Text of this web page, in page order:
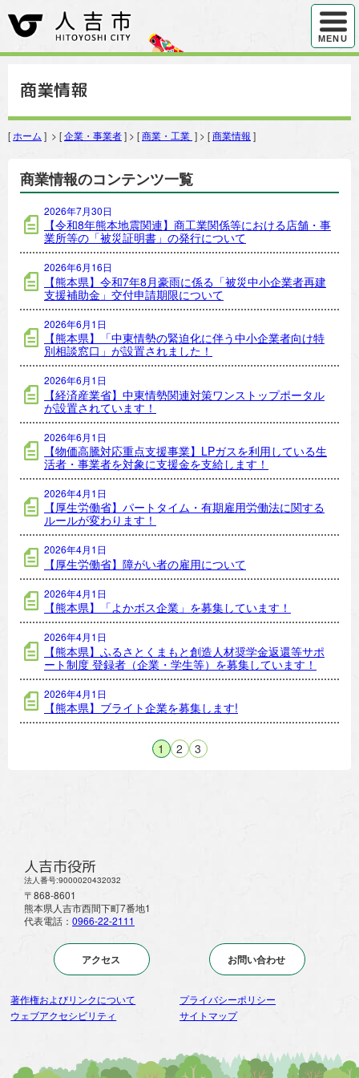
ハンバ
MENU
商業情報
[ ホーム ] > [企業・事業者] > [商業・工業 ] > [商業情報 ]
商業情報のコンテンツ一覧
2026年7月30日
【令和8年熊本地震関連】商工業関係等における店舗・事
業所等の「被災証明書」の発行について
2026年6月16日
【熊本県】令和7年8月豪雨に係る「被災中小企業者再建
支援補助金」交付申請期限について
2026年6月1日
【熊本県】「中東情勢の緊迫化に伴う中小企業者向け特
別相談窓口」が設置されました！
2026年6月1日
【経済産業省】中東情勢関連対策ワンストップポータル
が設置されています！
2026年6月1日
【物価高騰対応重点支援事業】LPガスを利用している生
活者・事業者を対象に支援金を支給します！
2026年4月1日
【厚生労働省】パートタイム・有期雇用労働法に関する
ルールが変わります！
2026年4月1日
【厚生労働省】障がい者の雇用について
2026年4月1日
【熊本県】「よかボス企業」を募集しています！
2026年4月1日
【熊本県】ふるさとくまもと創造人材奨学金返還等サポ
ート制度 登録者（企業・学生等）を募集しています！
2026年4月1日
【熊本県】ブライト企業を募集します!
1 2 3
人吉市役所
法人番号:9000020432032
〒868-8601
熊本県人吉市西間下町7番地1
代表電話： 0966-22-2111
アクセス お問い合わせ
著作権およびリンクについて
プライバシーポリシー
ウェブアクセシビリティ
サイトマップ